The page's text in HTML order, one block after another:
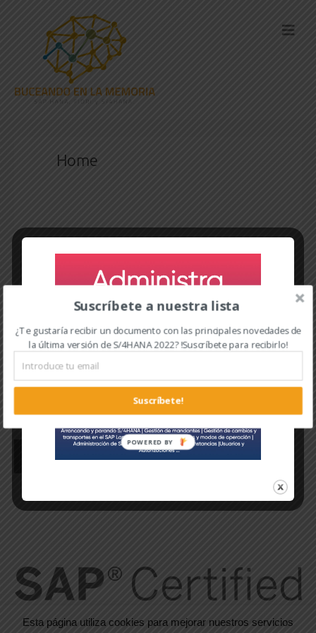
Home
Comments are closed.
Esta página utiliza cookies para mejorar nuestros servicios
Suscríbete a nuestra lista
¿Te gustaría recibir un documento con las principales novedades de
la última versión de S/4HANA 2022? !Suscríbete para recibirlo!
Suscríbete!
POWERED BY